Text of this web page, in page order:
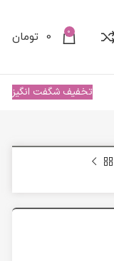
0
0 تومان
تخفیف شگفت انگیز